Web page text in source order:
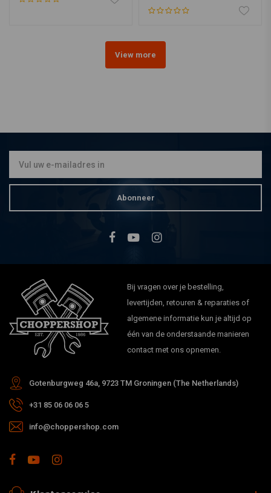
View more
Abonneer
Bij vragen over je bestelling,
levertijden, retouren & reparaties of
algemene informatie kun je altijd op
één van de onderstaande manieren
contact met ons opnemen.
Gotenburgweg 46a, 9723 TM Groningen (The Netherlands)
+31 85 06 06 06 5
info@choppershop.com